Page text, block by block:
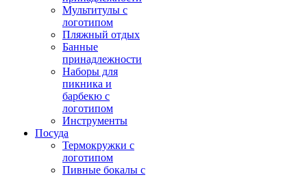
Мультитулы с
логотипом
Пляжный отдых
Банные
принадлежности
Наборы для
пикника и
барбекю с
логотипом
Инструменты
Посуда
Термокружки с
логотипом
Пивные бокалы с